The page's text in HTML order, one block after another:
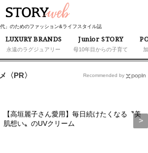
代」のためのファッション&ライフスタイル誌
LUXURY BRANDS
永遠のラグジュアリー
Junior STORY
母10年目からの子育て
〈PR〉
【高垣麗子さん愛用】毎日続けたくなる〝美
肌想い〟のUVクリーム
Recommended by